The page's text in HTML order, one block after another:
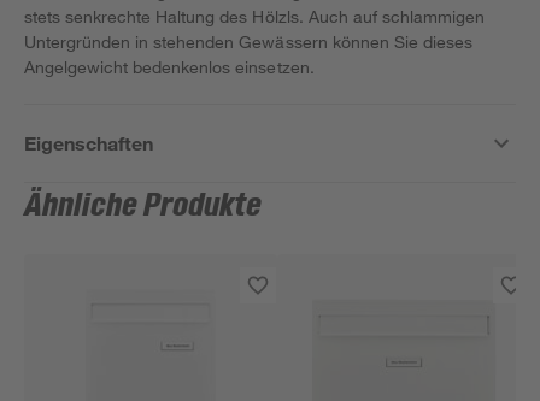
stets senkrechte Haltung des Hölzls. Auch auf schlammigen
Untergründen in stehenden Gewässern können Sie dieses
Angelgewicht bedenkenlos einsetzen.
Eigenschaften
Ähnliche Produkte